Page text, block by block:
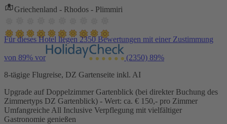
Griechenland - Rhodos - Plimmiri
Für dieses Hotel liegen 2350 Bewertungen mit einer Zustimmung
von 89% vor (2350) 89%
8-tägige Flugreise, DZ Gartenseite inkl. AI
Upgrade auf Doppelzimmer Gartenblick (bei direkter Buchung des
Zimmertyps DZ Gartenblick) - Wert: ca. € 150,- pro Zimmer
Umfangreiche All Inclusive Verpflegung mit vielfältiger
Gastronomie genießen